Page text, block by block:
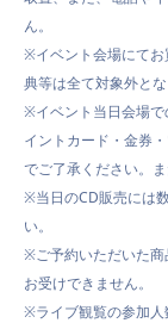
ん。
※イベント会場にてお
典等は全て対象外と
※イベント当日会場で
イントカード・金券
でご了承ください。
※当日のCD販売には
い。
※ご予約いただいた
お受けできません。
※ライブ観覧の参加人